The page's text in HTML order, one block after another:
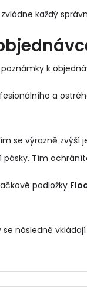
každý
k
a
se výrazně zvýší
Tím
podložky
se následně